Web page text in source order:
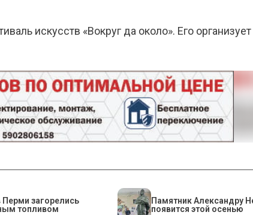
искусств «Вокруг да около». Его
загорелись
топливом
​Памятник Александру
появится этой осенью